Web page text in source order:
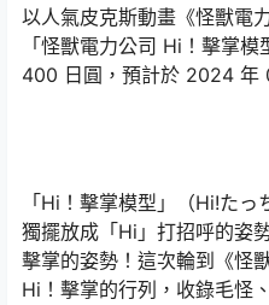
以人氣皮克斯動畫《怪獸
「怪獸電力公司 Hi！擊掌
400 日圓，預計於 2024 年
「Hi！擊掌模型」（Hi!た
獨擺放成「Hi」打招呼的姿
擊掌的姿勢！這次輪到《怪
Hi！擊掌的行列，收錄毛怪